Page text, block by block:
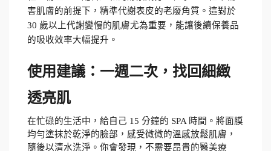
害肌膚的前提下，精準代謝表皮的老廢角質。這對於
30 歲以上代謝變慢的肌膚尤為重要，能讓後續保養品
的吸收效率大幅提升。
使用建議：一週二次，找回細緻
透亮肌
在忙碌的生活中，給自己 15 分鐘的 SPA 時間。將面膜
均勻塗抹於乾淨的臉部，感受微微的溫感放鬆肌膚，
隨後以清水洗淨。你會發現，不需要昂貴的醫美療